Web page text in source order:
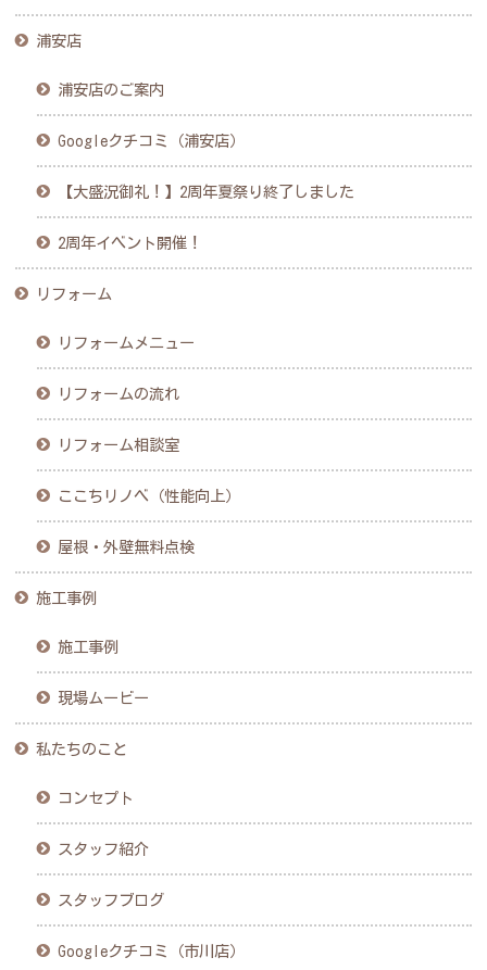
浦安店
浦安店のご案内
Googleクチコミ（浦安店）
【大盛況御礼！】2周年夏祭り終了しました
2周年イベント開催！
リフォーム
リフォームメニュー
リフォームの流れ
リフォーム相談室
ここちリノベ（性能向上）
屋根・外壁無料点検
施工事例
施工事例
現場ムービー
私たちのこと
コンセプト
スタッフ紹介
スタッフブログ
Googleクチコミ（市川店）